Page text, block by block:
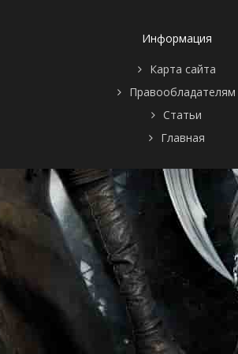
Информация
Карта сайта
Правообладателям
Статьи
Главная